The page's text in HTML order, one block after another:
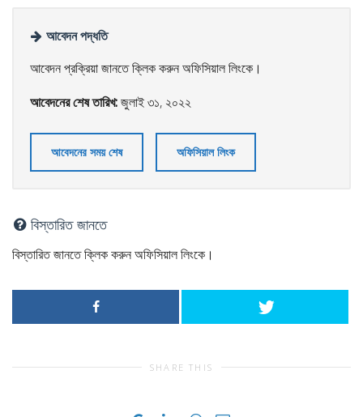
আবেদন পদ্ধতি
আবেদন প্রক্রিয়া জানতে ক্লিক করুন অফিসিয়াল লিংকে।
আবেদনের শেষ তারিখ:জুলাই ৩১, ২০২২
আবেদনের সময় শেষ অফিসিয়াল লিংক
বিস্তারিত জানতে
বিস্তারিত জানতে ক্লিক করুন অফিসিয়াল লিংকে।
SHARE THIS